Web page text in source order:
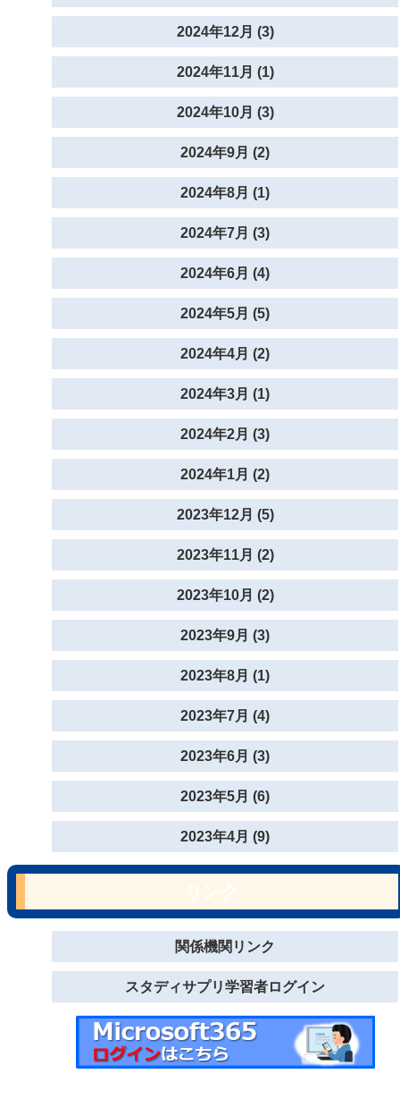
2024年12月 (3)
2024年11月 (1)
2024年10月 (3)
2024年9月 (2)
2024年8月 (1)
2024年7月 (3)
2024年6月 (4)
2024年5月 (5)
2024年4月 (2)
2024年3月 (1)
2024年2月 (3)
2024年1月 (2)
2023年12月 (5)
2023年11月 (2)
2023年10月 (2)
2023年9月 (3)
2023年8月 (1)
2023年7月 (4)
2023年6月 (3)
2023年5月 (6)
2023年4月 (9)
関係機関リンク
スタディサプリ学習者ログイン